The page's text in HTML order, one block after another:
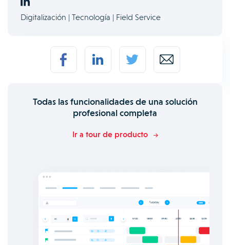
Digitalización | Tecnología | Field Service
Todas las funcionalidades de una solución
profesional completa
Ir a tour de producto